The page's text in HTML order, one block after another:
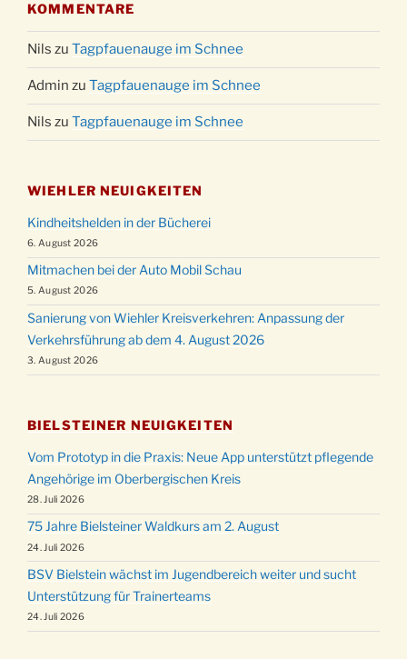
KOMMENTARE
Nils zu Tagpfauenauge im Schnee
Admin zu Tagpfauenauge im Schnee
Nils zu Tagpfauenauge im Schnee
WIEHLER NEUIGKEITEN
Kindheitshelden in der Bücherei
6. August 2026
Mitmachen bei der Auto Mobil Schau
5. August 2026
Sanierung von Wiehler Kreisverkehren: Anpassung der
Verkehrsführung ab dem 4. August 2026
3. August 2026
BIELSTEINER NEUIGKEITEN
Vom Prototyp in die Praxis: Neue App unterstützt pflegende
Angehörige im Oberbergischen Kreis
28. Juli 2026
75 Jahre Bielsteiner Waldkurs am 2. August
24. Juli 2026
BSV Bielstein wächst im Jugendbereich weiter und sucht
Unterstützung für Trainerteams
24. Juli 2026